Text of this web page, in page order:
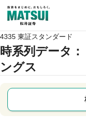
4335 東証スタンダード
時系列データ
ングス